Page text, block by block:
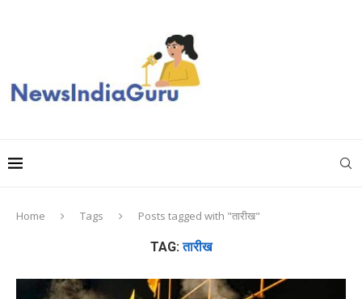
Home Tags Posts tagged with "तारीख"
TAG:तारीख